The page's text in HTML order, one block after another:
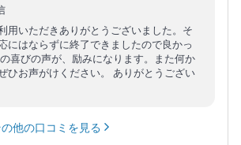
用いただきありがとうございました。そ
にはならずに終了できましたので良かっ
喜びの声が、励みになります。また何か
ひお声がけください。 ありがとうござい
他の口コミを見る